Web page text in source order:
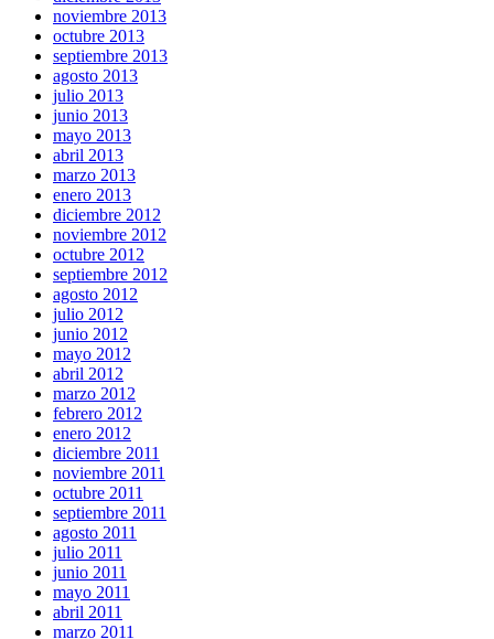
noviembre 2013
octubre 2013
septiembre 2013
agosto 2013
julio 2013
junio 2013
mayo 2013
abril 2013
marzo 2013
enero 2013
diciembre 2012
noviembre 2012
octubre 2012
septiembre 2012
agosto 2012
julio 2012
junio 2012
mayo 2012
abril 2012
marzo 2012
febrero 2012
enero 2012
diciembre 2011
noviembre 2011
octubre 2011
septiembre 2011
agosto 2011
julio 2011
junio 2011
mayo 2011
abril 2011
marzo 2011